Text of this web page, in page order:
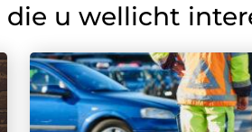
die u wellicht